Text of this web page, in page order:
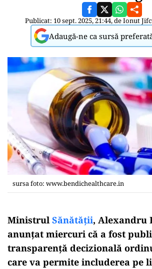
Publicat: 10 sept. 2025, 21:44, deIonut
Adaugă-ne ca sursă
sursa foto: www.bendichealthcare.in
Ministrul Sănătății, Alexandru
anunțat miercuri că a fost
transparență decizională
care va permite includerea pe